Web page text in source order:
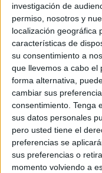
investigación de
permiso, nosotros y
localización geográfica
características de
su consentimiento a
que llevemos a cabo el
forma alternativa,
cambiar sus
consentimiento. Tenga
sus datos personales
pero usted tiene el
preferencias se
sus preferencias o
momento volviendo a
BONITO
ANIMALES
Publicado el 3 marzo,
Colorear es una
niños a desarrollar
motricidad fina.
animales incluye
para […]
SEGUIR LEYENDO